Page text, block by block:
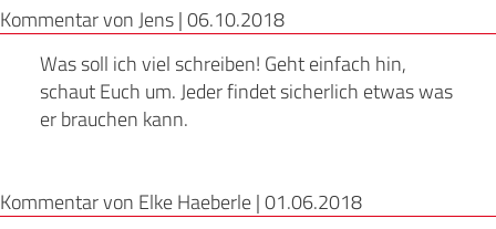
Kommentar von Jens |06.10.2018
Was soll ich viel schreiben! Geht einfach hin,
schaut Euch um. Jeder findet sicherlich etwas was
er brauchen kann.
Kommentar von Elke Haeberle |01.06.2018